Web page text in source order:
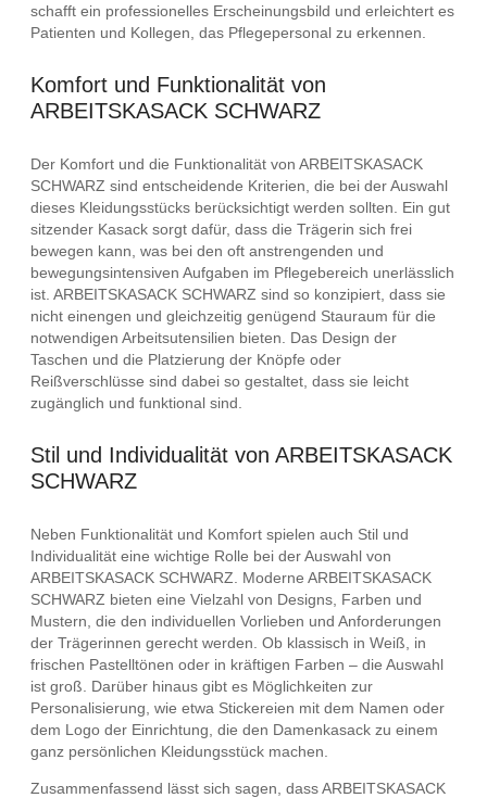
schafft ein professionelles Erscheinungsbild und erleichtert es
Patienten und Kollegen, das Pflegepersonal zu erkennen.
Komfort und Funktionalität von
ARBEITSKASACK SCHWARZ
Der Komfort und die Funktionalität von ARBEITSKASACK
SCHWARZ sind entscheidende Kriterien, die bei der Auswahl
dieses Kleidungsstücks berücksichtigt werden sollten. Ein gut
sitzender Kasack sorgt dafür, dass die Trägerin sich frei
bewegen kann, was bei den oft anstrengenden und
bewegungsintensiven Aufgaben im Pflegebereich unerlässlich
ist. ARBEITSKASACK SCHWARZ sind so konzipiert, dass sie
nicht einengen und gleichzeitig genügend Stauraum für die
notwendigen Arbeitsutensilien bieten. Das Design der
Taschen und die Platzierung der Knöpfe oder
Reißverschlüsse sind dabei so gestaltet, dass sie leicht
zugänglich und funktional sind.
Stil und Individualität von ARBEITSKASACK
SCHWARZ
Neben Funktionalität und Komfort spielen auch Stil und
Individualität eine wichtige Rolle bei der Auswahl von
ARBEITSKASACK SCHWARZ. Moderne ARBEITSKASACK
SCHWARZ bieten eine Vielzahl von Designs, Farben und
Mustern, die den individuellen Vorlieben und Anforderungen
der Trägerinnen gerecht werden. Ob klassisch in Weiß, in
frischen Pastelltönen oder in kräftigen Farben – die Auswahl
ist groß. Darüber hinaus gibt es Möglichkeiten zur
Personalisierung, wie etwa Stickereien mit dem Namen oder
dem Logo der Einrichtung, die den Damenkasack zu einem
ganz persönlichen Kleidungsstück machen.
Zusammenfassend lässt sich sagen, dass ARBEITSKASACK